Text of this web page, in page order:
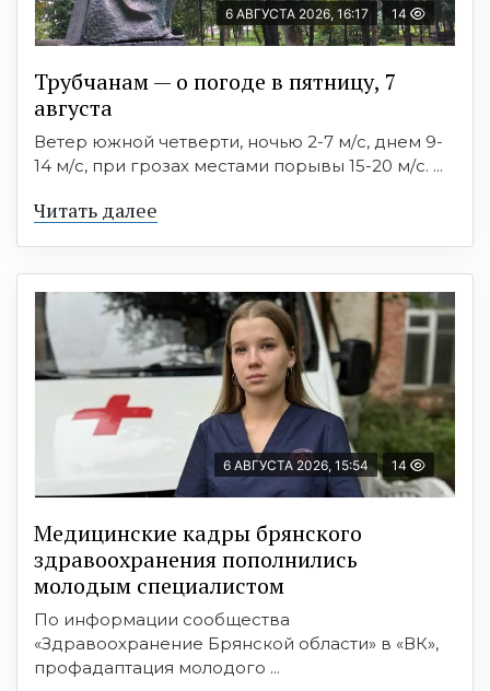
6 АВГУСТА 2026, 16:17 14
Трубчанам — о погоде в пятницу, 7
августа
Ветер южной четверти, ночью 2-7 м/с, днем 9-
14 м/с, при грозах местами порывы 15-20 м/с. ...
Читать далее
6 АВГУСТА 2026, 15:54 14
Медицинские кадры брянского
здравоохранения пополнились
молодым специалистом
По информации сообщества
«Здравоохранение Брянской области» в «ВК»,
профадаптация молодого ...